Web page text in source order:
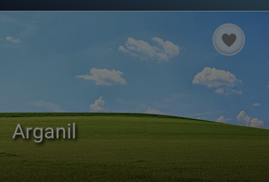
Arganil